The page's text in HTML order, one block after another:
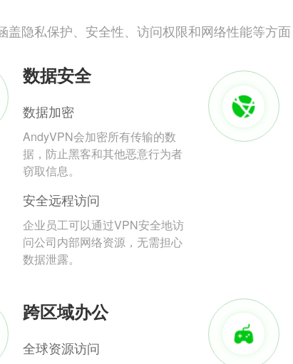
盖隐私保护、安全性、访问权限和网络性能等方面
数据安全
数据加密
AndyVPN会加密所有传输的数
据，防止黑客和其他恶意行为者
窃取信息。
安全远程访问
企业员工可以通过VPN安全地访
问公司内部网络资源，无需担心
数据泄露。
跨区域办公
全球资源访问